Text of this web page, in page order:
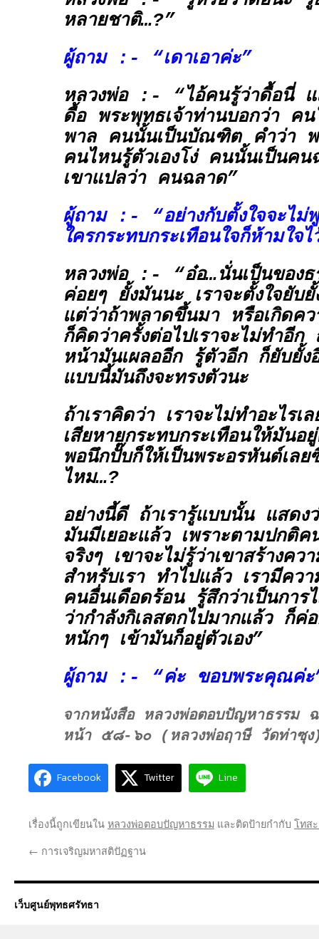
หลายชาติ…?”
ผู้ถาม :- “เดาเอาค่ะ”
หลวงพ่อ :- “ไอ้คนรู้ว่าดื้อนี่ แ
ดื้อ พระพุทธเจ้าท่านบอกว่า คน
พาล คนนั้นเป็นบัณฑิต คำว่า
คนไหนรู้ตัวเองโง่ คนนั้นเป็น
เขาแปลว่า คนฉลาด”
ผู้ถาม :- “อย่างกับตั้งใจจะไม่
ใครกระทบกระเทือนใจก็ห้ามใจ
หลวงพ่อ :- “อ๋อ…นั่นเป็นของ
ค่อยๆ ยั้งมันนะ เราจะตั้งใจยับยั้
แต่ว่าถ้าพลาดขึ้นมา หรือเกิดค
ก็คิดว่าครั้งต่อไปเราจะไม่ทำอีก
หน้ามันเผลออีก รู้ตัวอีก ก็ยับยั้ง
แบบนี้มันถึงจะทรงตัวนะ
ถ้าเราคิดว่า เราจะไม่ทำอะไรเล
เสียหายกระทบกระเทือนให้มันอ
พอนึกปั๊บก็ให้เป็นพระอรหันต์เล
ไหม…?
อย่างนี้ดี ถ้าเรารู้แบบนั้น แสดง
มันมีเยอะแล้ว เพราะตามปกติค
จริงๆ เขาจะไม่รู้ว่าเขาสร้างคว
สำหรับเรา ทำไปแล้ว เรามีควา
คนอื่นเดือดร้อน รู้สึกว่าเป็นกา
ว่ากำลังกิเลสตกไปมากแล้ว ก็ค่
หนักๆ เข้ามันก็อยู่ตัวเอง”
ผู้ถาม :- “ค่ะ ขอบพระคุณค่ะ
จากหนังสือ หลวงพ่อตอบปัญหาธรรม
หน้า ๕๘-๖๐ (หลวงพ่อฤาษี วัดท่าซุ
Facebook Twitter Line
เรื่องนี้ถูกเขียนในหลวงพ่อตอบปัญหาธรรม และติดป้ายกำกับ โทส
← การเจริญมหาสติปัฏฐาน
เว็บศูนย์พุทธศรัทธา